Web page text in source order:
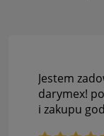
Jestem
darymex!
i zakupu